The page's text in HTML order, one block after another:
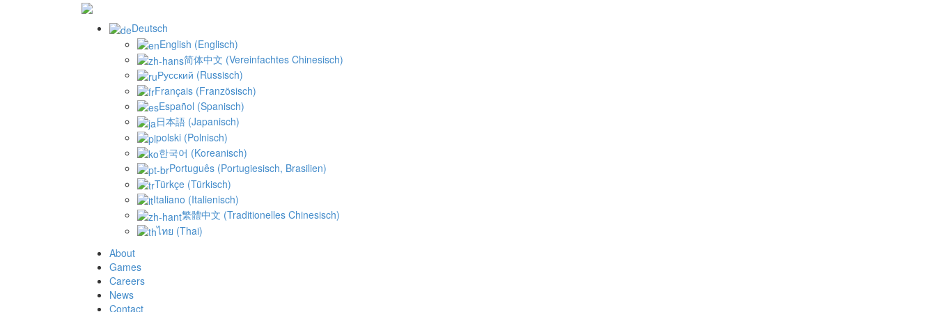
Deutsch
English (Englisch)
简体中文 (Vereinfachtes Chinesisch)
Русский (Russisch)
Français (Französisch)
Español (Spanisch)
日本語 (Japanisch)
polski (Polnisch)
한국어 (Koreanisch)
Português (Portugiesisch, Brasilien)
Türkçe (Türkisch)
Italiano (Italienisch)
繁體中文 (Traditionelles Chinesisch)
ไทย (Thai)
About
Games
Careers
News
Contact